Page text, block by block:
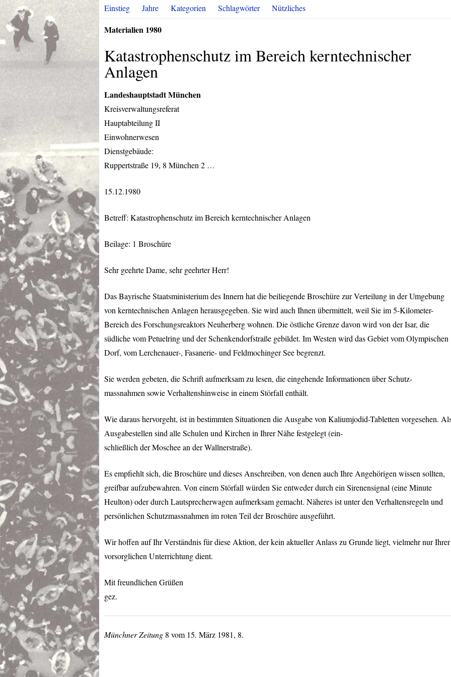
Einstieg Jahre Kategorien Schlagwörter Nützliches
Materialien 1980
Katastrophenschutz im Bereich kerntechnischer
Anlagen
Landeshauptstadt München
Kreisverwaltungsreferat
Hauptabteilung II
Einwohnerwesen
Dienstgebäude:
Ruppertstraße 19, 8 München 2 …
15.12.1980
Betreff: Katastrophenschutz im Bereich kerntechnischer Anlagen
Beilage: 1 Broschüre
Sehr geehrte Dame, sehr geehrter Herr!
Das Bayrische Staatsministerium des Innern hat die beiliegende Broschüre zur Verteilung in der Umgebung
von kerntechnischen Anlagen herausgegeben. Sie wird auch Ihnen übermittelt, weil Sie im 5-Kilometer-
Bereich des Forschungsreaktors Neuherberg wohnen. Die östliche Grenze davon wird von der Isar, die
südliche vom Petuelring und der Schenkendorfstraße gebildet. Im Westen wird das Gebiet vom Olympischen
Dorf, vom Lerchenauer-, Fasanerie- und Feldmochinger See begrenzt.
Sie werden gebeten, die Schrift aufmerksam zu lesen, die eingehende Informationen über Schutz-
massnahmen sowie Verhaltenshinweise in einem Störfall enthält.
Wie daraus hervorgeht, ist in bestimmten Situationen die Ausgabe von Kaliumjodid-Tabletten vorgesehen.
Ausgabestellen sind alle Schulen und Kirchen in Ihrer Nähe festgelegt (ein-
schließlich der Moschee an der Wallnerstraße).
Es empfiehlt sich, die Broschüre und dieses Anschreiben, von denen auch Ihre Angehörigen wissen sollten,
greifbar aufzubewahren. Von einem Störfall würden Sie entweder durch ein Sirenensignal (eine Minute
Heulton) oder durch Lautsprecherwagen aufmerksam gemacht. Näheres ist unter den Verhaltensregeln und
persönlichen Schutzmassnahmen im roten Teil der Broschüre ausgeführt.
Wir hoffen auf Ihr Verständnis für diese Aktion, der kein aktueller Anlass zu Grunde liegt, vielmehr nur Ihrer
vorsorglichen Unterrichtung dient.
Mit freundlichen Grüßen
gez.
Münchner Zeitung 8 vom 15. März 1981, 8.